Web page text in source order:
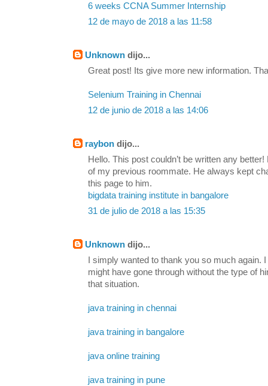
6 weeks CCNA Summer Internship
12 de mayo de 2018 a las 11:58
Unknown dijo...
Great post! Its give more new information.
Selenium Training in Chennai
12 de junio de 2018 a las 14:06
raybon dijo...
Hello. This post couldn’t be written any
of my previous roommate. He always kept
this page to him.
bigdata training institute in bangalore
31 de julio de 2018 a las 15:35
Unknown dijo...
I simply wanted to thank you so much again.
might have gone through without the type of
that situation.
java training in chennai
java training in bangalore
java online training
java training in pune